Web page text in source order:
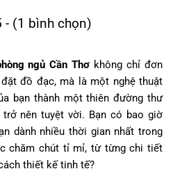
- (1 bình chọn)
ngủ Cần Thơ không chỉ đơn
đồ đạc, mà là một nghệ thuật
bạn thành một thiên đường thư
nên tuyệt vời. Bạn có bao giờ
dành nhiều thời gian nhất trong
chăm chút tỉ mỉ, từ từng chi tiết
thiết kế tinh tế?